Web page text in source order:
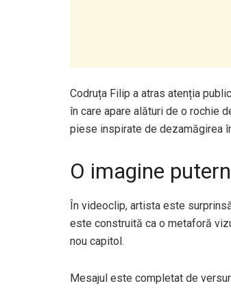
Codruța Filip a atras atenția
în care apare alături de o rochie
piese inspirate de dezamăgirea
O imagine
În videoclip, artista este
este construită ca o metaforă
nou capitol.
Mesajul este completat de